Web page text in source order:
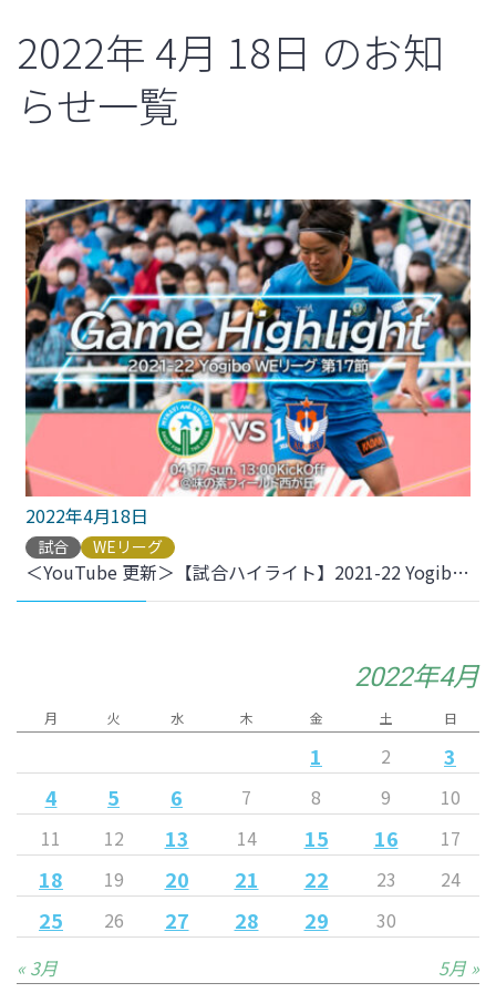
2022年 4月 18日 のお知
らせ一覧
2022年4月18日
試合 WEリーグ
＜YouTube 更新＞【試合ハイライト】2021-22 YogiboWEリーグ 第17節 vs.アルビレックス新潟レディース をアップしました
2022年4月
月 火 水 木 金 土 日
1 2
3
4
5 6 7 8 9
10
11
12 13 14 15 16 17
18 19 20 21 22 23 24
25 26 27 28 29
30
« 3月
5月 »